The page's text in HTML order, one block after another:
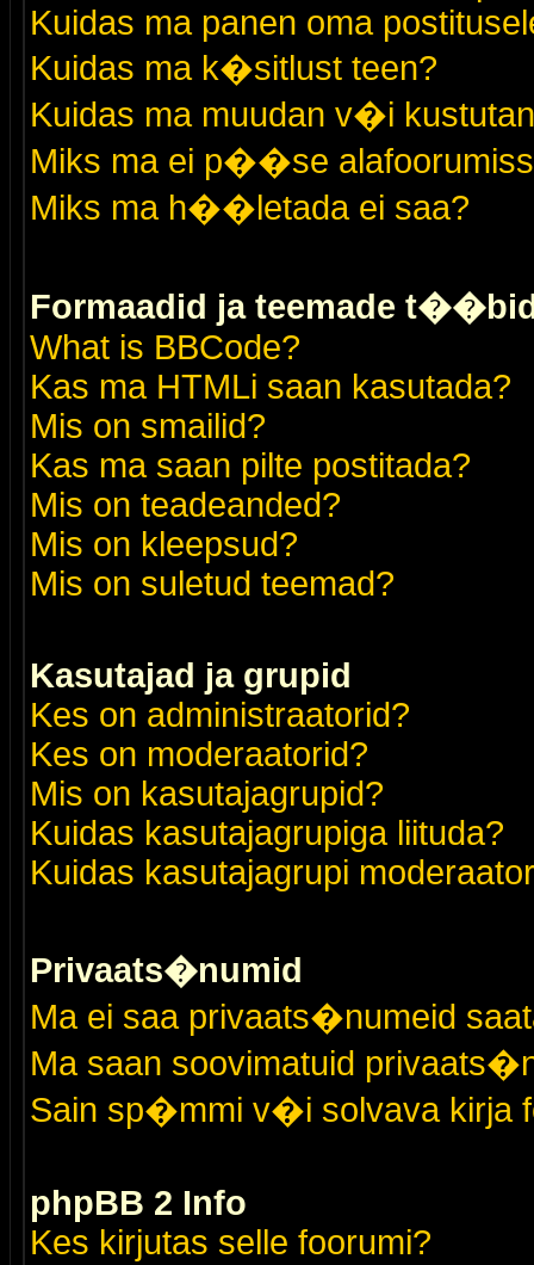
Kuidas ma panen oma
Kuidas ma k�sitlust teen?
Kuidas ma muudan v�i
Miks ma ei p��se
Miks ma h��letada ei saa?
Formaadid ja teemade
What is BBCode?
Kas ma HTMLi saan kasutada?
Mis on smailid?
Kas ma saan pilte postitada?
Mis on teadeanded?
Mis on kleepsud?
Mis on suletud teemad?
Kasutajad ja grupid
Kes on administraatorid?
Kes on moderaatorid?
Mis on kasutajagrupid?
Kuidas kasutajagrupiga liituda?
Kuidas kasutajagrupi
Privaats�numid
Ma ei saa privaats�numeid
Ma saan soovimatuid
Sain sp�mmi v�i solvava kirja
phpBB 2 Info
Kes kirjutas selle foorumi?